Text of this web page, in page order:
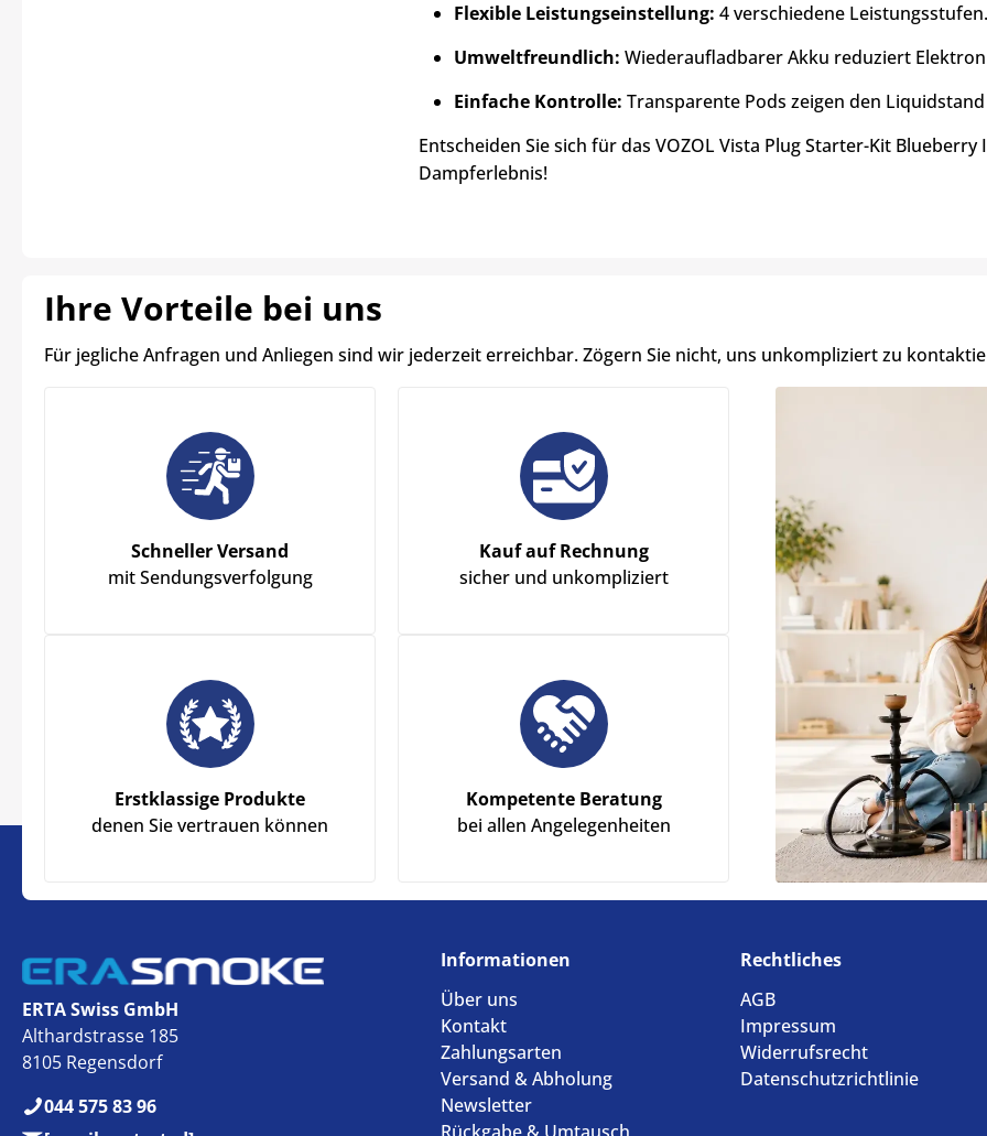
Flexible Leistungseinstellung: 4 verschiedene Leistungsstufen.
Umweltfreundlich: Wiederaufladbarer Akku reduziert
Einfache Kontrolle: Transparente Pods zeigen den
Entscheiden Sie sich für das VOZOL Vista Plug Starter-Kit
Dampferlebnis!
Ihre Vorteile bei uns
Für jegliche Anfragen und Anliegen sind wir jederzeit erreichbar. Zögern Sie nicht, uns unkompliziert zu
Schneller Versand
mit Sendungsverfolgung
Kauf auf Rechnung
sicher und unkompliziert
Erstklassige Produkte
denen Sie vertrauen können
Kompetente Beratung
bei allen Angelegenheiten
ERTA Swiss GmbH
Althardstrasse 185
8105 Regensdorf
044 575 83 96
Informationen
Über uns
Kontakt
Zahlungsarten
Versand & Abholung
Newsletter
Rechtliches
AGB
Impressum
Widerrufsrecht
Datenschutzrichtlinie